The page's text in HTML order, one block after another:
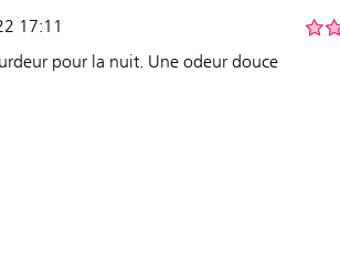
17:11
pour la nuit. Une odeur douce